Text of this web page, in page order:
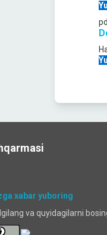
xabar yuboring
va quyidagilarni